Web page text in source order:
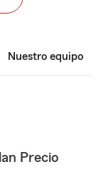
Nuestro equipo
Precio